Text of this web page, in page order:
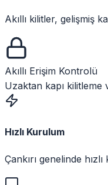
Akıllı kilitler, gelişmiş
Akıllı Erişim Kontrolü
Uzaktan kapı kilitleme
Hızlı Kurulum
Çankırı genelinde